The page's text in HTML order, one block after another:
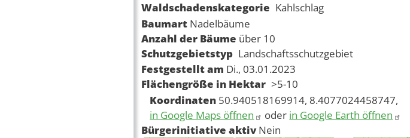
Waldschadenskategorie Kahlschlag
Baumart Nadelbäume
Anzahl der Bäume über 10
Schutzgebietstyp Landschaftsschutzgebiet
Festgestellt am Di., 03.01.2023
Flächengröße in Hektar >5-10
Koordinaten 50.940518169914, 8.4077024458747,
in Google Maps öffnen
oder in Google Earth öffnen
Bürgerinitiative aktiv Nein